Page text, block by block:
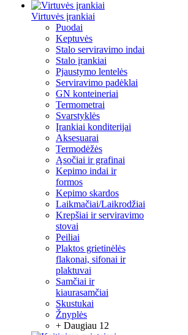
Virtuvės įrankiai
Puodai
Keptuvės
Stalo serviravimo indai
Stalo įrankiai
Pjaustymo lentelės
Serviravimo padėklai
GN konteineriai
Termometrai
Svarstyklės
Įrankiai konditerijai
Aksesuarai
Termodėžės
Ąsočiai ir grafinai
Kepimo indai ir
formos
Kepimo skardos
Laikmačiai/Laikrodžiai
Krepšiai ir serviravimo
stovai
Peiliai
Plaktos grietinėlės
flakonai, sifonai ir
plaktuvai
Samčiai ir
kiaurasamčiai
Skustukai
Žnyplės
+ Daugiau 12